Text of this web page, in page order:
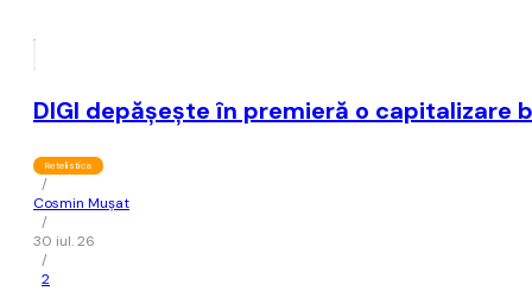
DIGI depăşeşte în premieră o capitalizare
Retelistica
/
Cosmin Mușat
/
30 iul. 26
/
2